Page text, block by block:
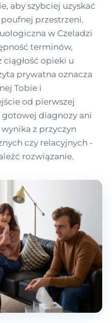
aby szybciej uzyskać
przestrzeni.
w Czeladzi
terminów,
opieki u
prywatna oznacza
Tobie i
od pierwszej
gotowej diagnozy ani
z przyczyn
czy relacyjnych -
rozwiązanie.